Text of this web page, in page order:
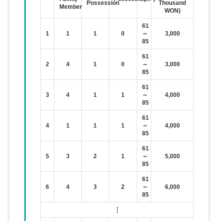
Member
Possession
Thousand
WON)
1 1 1 0
61
～
85
3,000
2 4 1 0
61
～
85
3,000
3 4 1 1
61
～
85
4,000
4 1 1 1
61
～
85
4,000
5 3 2 1
61
～
85
5,000
6 4 3 2
61
～
85
6,000
⋮